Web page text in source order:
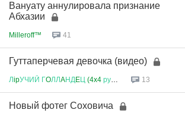
Вануату аннулировала признание
Абхазии
Milleroff™ 41
Гуттаперчевая девочка (видео)
ЛipУЧИЙ ГOЛЛAНДEЦ (4x4 рулит 13
Новый фотег Соховича